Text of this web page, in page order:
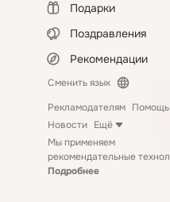
Подарки
Поздравления
Рекомендации
Сменить язык
Рекламодателям Помощь
Новости Ещё
Мы применяем
рекомендательные
Подробнее